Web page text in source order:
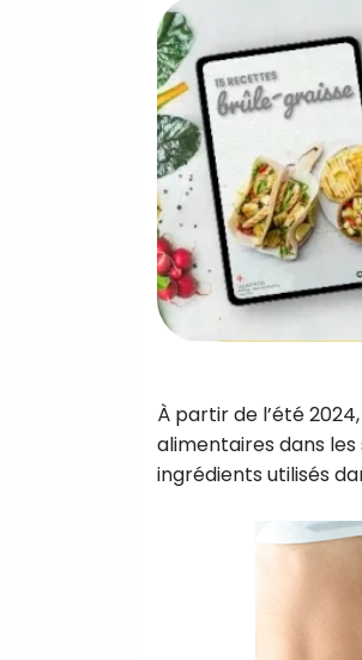
À partir de l’été
alimentaires dans
ingrédients utilisés